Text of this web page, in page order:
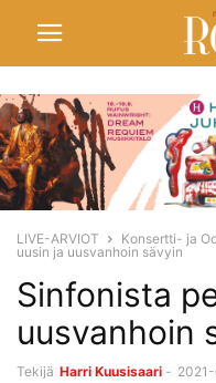
LIVE-ARVIOT Konsertti- ja
uusin ja uusvanhoin sävyin
Sinfonista
uusvanhoin
Tekijä Harri Kuusisaari -